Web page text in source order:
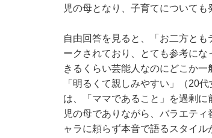
児の母となり、子育てについても
自由回答を見ると、「お二方と
ークされており、とても参考に
きるくらい芸能人なのにどこか一
「明るくて親しみやすい」（20
は、「ママであること」を過剰に
児の母でありながら、バラエテ
ャラに頼らず本音で語るスタイ